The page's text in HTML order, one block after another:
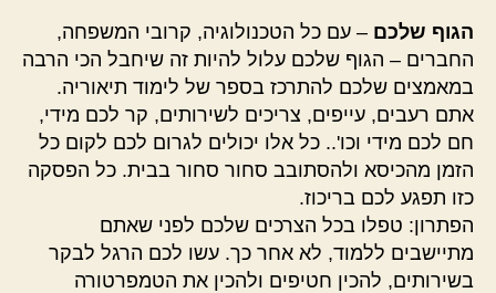
הגוף שלכם – עם כל הטכנולוגיה, קרובי המשפחה,
החברים – הגוף שלכם עלול להיות זה שיחבל הכי הרבה
במאמצים שלכם להתרכז בספר של לימוד תיאוריה.
אתם רעבים, עייפים, צריכים לשירותים, קר לכם מידי,
חם לכם מידי וכו'.. כל אלו יכולים לגרום לכם לקום כל
הזמן מהכיסא ולהסתובב סחור סחור בבית. כל הפסקה
כזו תפגע לכם בריכוז.
הפתרון: טפלו בכל הצרכים שלכם לפני שאתם
מתיישבים ללמוד, לא אחר כך. עשו לכם הרגל לבקר
בשירותים, להכין חטיפים ולהכין את הטמפרטורה